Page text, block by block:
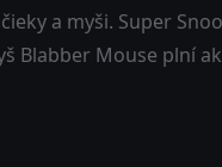
a myši. Super
Blabber Mouse plní